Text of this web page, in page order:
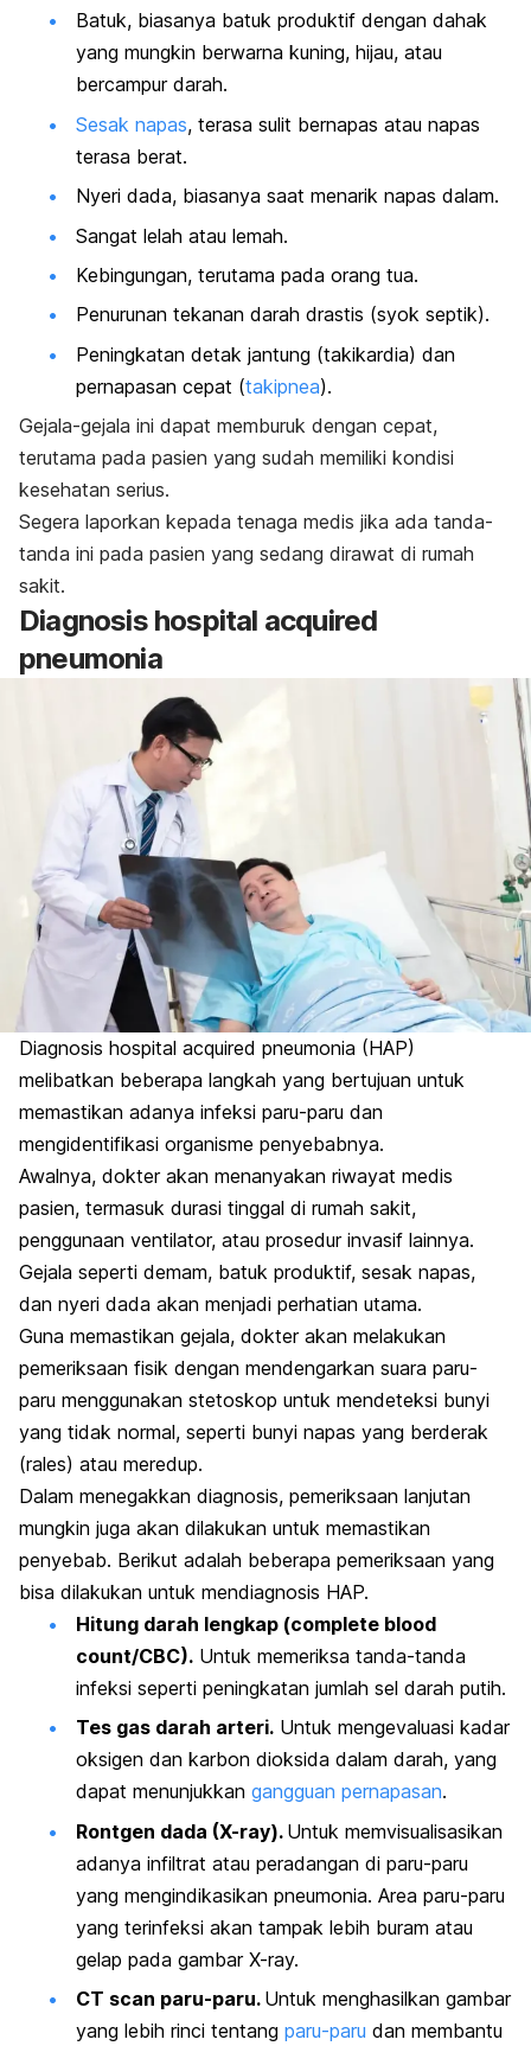
Batuk, biasanya batuk produktif dengan dahak
yang mungkin berwarna kuning, hijau, atau
bercampur darah.
Sesak napas, terasa sulit bernapas atau napas
terasa berat.
Nyeri dada, biasanya saat menarik napas dalam.
Sangat lelah atau lemah.
Kebingungan, terutama pada orang tua.
Penurunan tekanan darah drastis (syok septik).
Peningkatan detak jantung (takikardia) dan
pernapasan cepat (takipnea).
Gejala-gejala ini dapat memburuk dengan cepat,
terutama pada pasien yang sudah memiliki kondisi
kesehatan serius.
Segera laporkan kepada tenaga medis jika ada tanda-
tanda ini pada pasien yang sedang dirawat di rumah
sakit.
Diagnosishospital acquired
pneumonia
Diagnosis hospital acquired pneumonia (HAP)
melibatkan beberapa langkah yang bertujuan untuk
memastikan adanya infeksi paru-paru dan
mengidentifikasi organisme penyebabnya.
Awalnya, dokter akan menanyakan riwayat medis
pasien, termasuk durasi tinggal di rumah sakit,
penggunaan ventilator, atau prosedur invasif lainnya.
Gejala seperti demam, batuk produktif, sesak napas,
dan nyeri dada akan menjadi perhatian utama.
Guna memastikan gejala, dokter akan melakukan
pemeriksaan fisik dengan mendengarkan suara paru-
paru menggunakan stetoskop untuk mendeteksi bunyi
yang tidak normal, seperti bunyi napas yang berderak
(rales) atau meredup.
Dalam menegakkan diagnosis, pemeriksaan lanjutan
mungkin juga akan dilakukan untuk memastikan
penyebab. Berikut adalah beberapa pemeriksaan yang
bisa dilakukan untuk mendiagnosis HAP.
Hitung darah lengkap (complete blood
count/CBC). Untuk memeriksa tanda-tanda
infeksi seperti peningkatan jumlah sel darah putih.
Tes gas darah arteri. Untuk mengevaluasi kadar
oksigen dan karbon dioksida dalam darah, yang
dapat menunjukkan gangguan pernapasan.
Rontgen dada (X-ray). Untuk memvisualisasikan
adanya infiltrat atau peradangan di paru-paru
yang mengindikasikan pneumonia. Area paru-paru
yang terinfeksi akan tampak lebih buram atau
gelap pada gambar X-ray.
CT scan paru-paru. Untuk menghasilkan gambar
yang lebih rinci tentang paru-paru dan membantu